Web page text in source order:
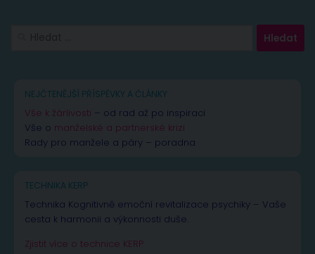
NEJČTENĚJŠÍ PŘÍSPĚVKY A ČLÁNKY
Vše k žárlivosti – od rad až po inspiraci
Vše o manželské a partnerské krizi
Rady pro manžele a páry – poradna
TECHNIKA KERP
Technika Kognitivně emoční revitalizace psychiky – Vaše
cesta k harmonii a výkonnosti duše.
Zjistit více o technice KERP